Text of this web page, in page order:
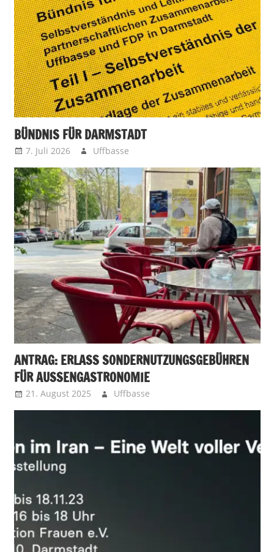
BÜNDNIS FÜR DARMSTADT
7. Juli 2026 Uffbasse
ANTRAG: ERLASS SONDERNUTZUNGSGEBÜHREN
FÜR AUSSENGASTRONOMIE
21. August 2025 Uffbasse